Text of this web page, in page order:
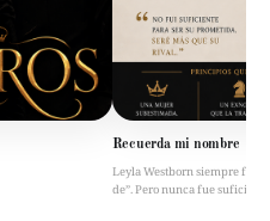
Recuerda mi nombre
Leyla Westborn siempre fue
de”. Pero nunca fue